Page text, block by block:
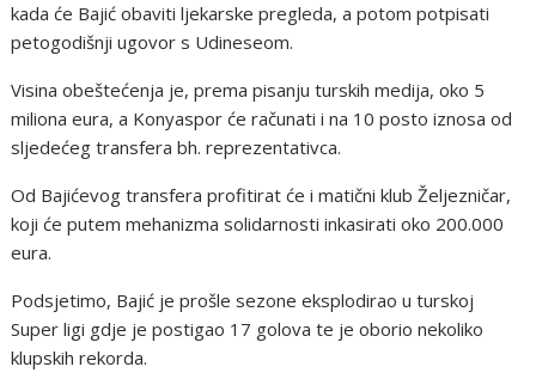
kada će Bajić obaviti ljekarske pregleda, a potom potpisati
petogodišnji ugovor s Udineseom.
Visina obeštećenja je, prema pisanju turskih medija, oko 5
miliona eura, a Konyaspor će računati i na 10 posto iznosa od
sljedećeg transfera bh. reprezentativca.
Od Bajićevog transfera profitirat će i matični klub Željezničar,
koji će putem mehanizma solidarnosti inkasirati oko 200.000
eura.
Podsjetimo, Bajić je prošle sezone eksplodirao u turskoj
Super ligi gdje je postigao 17 golova te je oborio nekoliko
klupskih rekorda.